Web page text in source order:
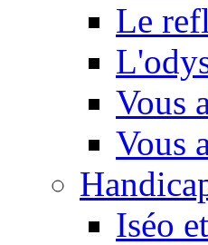
Le
Vous
Vous
Iséo